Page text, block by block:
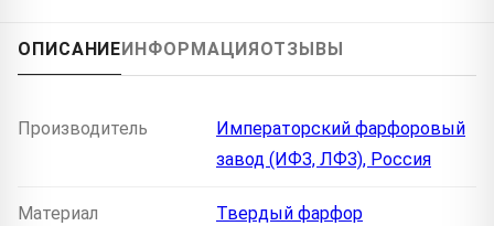
ОПИСАНИЕИНФОРМАЦИЯОТЗЫВЫ
Производитель
Императорский фарфоровый
завод (ИФЗ, ЛФЗ), Россия
Материал Твердый фарфор